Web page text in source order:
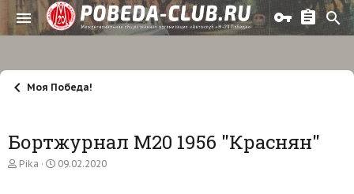
Моя Победа!
Бортжурнал М20 1956 "Краснян"
А
Pika
Д
09.02.2020